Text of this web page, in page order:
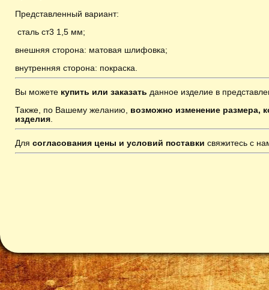
Представленный вариант:
сталь ст3 1,5 мм;
внешняя сторона: матовая шлифовка;
внутренняя сторона: покраска.
Вы можете купить или заказать данное изделие в
Также, по Вашему желанию, возможно изменение размера,
изделия
Для согласования цены и условий поставки свяжитесь с